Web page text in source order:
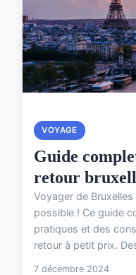
VOYAGE
Guide
retour
Voyager de
possible ! Ce guide
pratiques et des
retour à petit prix.
7 décembre 2024